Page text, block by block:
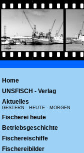
Home
UNSFISCH - Verlag
Aktuelles
GESTERN - HEUTE - MORGEN
Fischerei heute
Betriebsgeschichte
Fischereischiffe
Fischereibilder